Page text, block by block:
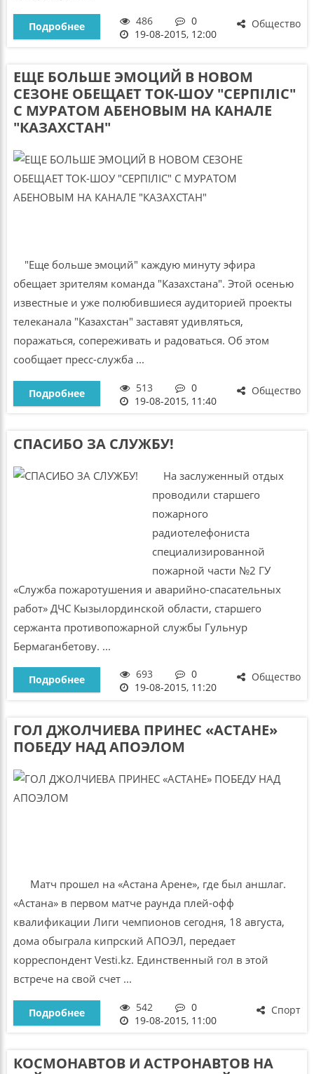
Общество
Подробнее 486
0
19-08-2015, 12:00
ЕЩЕ БОЛЬШЕ ЭМОЦИЙ В НОВОМ
СЕЗОНЕ ОБЕЩАЕТ ТОК-ШОУ "СЕРПIЛІС"
С МУРАТОМ АБЕНОВЫМ НА КАНАЛЕ
"КАЗАХСТАН"
"Еще больше эмоций" каждую минуту эфира
обещает зрителям команда "Казахстана". Этой осенью
известные и уже полюбившиеся аудиторией проекты
телеканала "Казахстан" заставят удивляться,
поражаться, сопереживать и радоваться. Об этом
сообщает пресс-служба ...
Общество
Подробнее 513
0
19-08-2015, 11:40
СПАСИБО ЗА СЛУЖБУ!
На заслуженный отдых
проводили старшего
пожарного
радиотелефониста
специализированной
пожарной части №2 ГУ
«Служба пожаротушения и аварийно-спасательных
работ» ДЧС Кызылординской области, старшего
сержанта противопожарной службы Гульнур
Бермаганбетову. ...
Общество
Подробнее 693
0
19-08-2015, 11:20
ГОЛ ДЖОЛЧИЕВА ПРИНЕС «АСТАНЕ»
ПОБЕДУ НАД АПОЭЛОМ
Матч прошел на «Астана Арене», где был аншлаг.
«Астана» в первом матче раунда плей-офф
квалификации Лиги чемпионов сегодня, 18 августа,
дома обыграла кипрский АПОЭЛ, передает
корреспондент Vesti.kz. Единственный гол в этой
встрече на свой счет ...
Спорт
Подробнее 542
0
19-08-2015, 11:00
КОСМОНАВТОВ И АСТРОНАВТОВ НА